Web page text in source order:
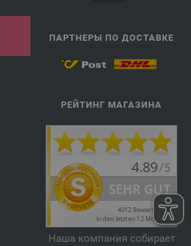
ПАРТНЕРЫ ПО ДОСТАВКЕ
РЕЙТИНГ МАГАЗИНА
Наша компания собирает